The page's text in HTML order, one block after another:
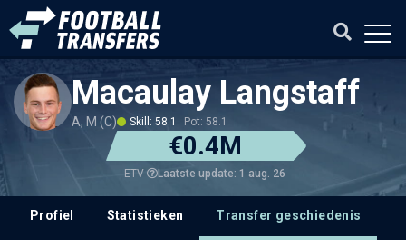
Macaulay Langstaff
A, M (C) Skill: 58.1 Pot: 58.1
€0.4M
ETV Laatste update: 1 aug. 26
Profiel Statistieken Transfer geschiedenis